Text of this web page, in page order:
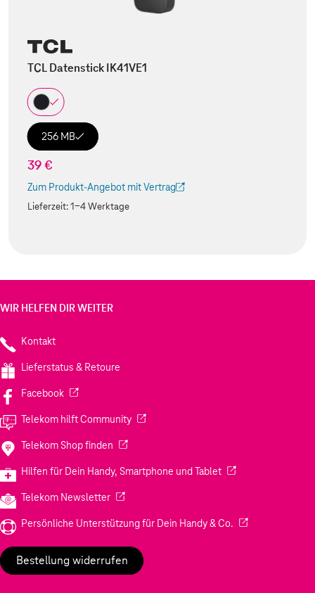
TCL Datenstick IK41VE1
256 MB
39 €
Zum Produkt-Angebot mit Vertrag
(Der Link wird in einem neuen Tab geöffnet)
Lieferzeit:1-4 Werktage
WIR HELFEN DIR WEITER
Kontakt
Lieferstatus & Retoure
Facebook(Wird in einem neuen Tab geöffnet)
Telekom hilft Community(Wird in einem neuen Tab geöffnet)
Telekom Shop finden (Wird in einem neuen Tab geöffnet)
Hilfen für Dein Handy, Smartphone und Tablet(Wird in einem
Telekom Newsletter(Wird in einem neuen Tab geöffnet)
Persönliche Unterstützung für Dein Handy & Co. (Wird in einem
Bestellung widerrufen